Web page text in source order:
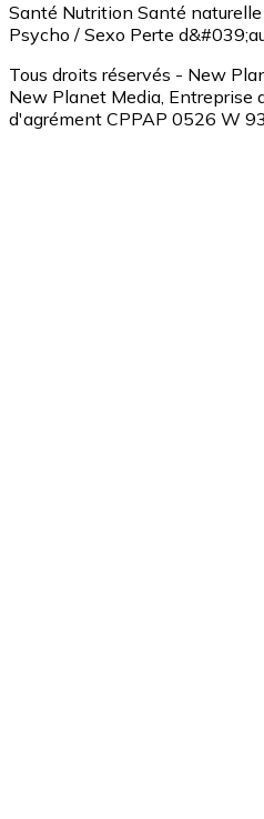
Santé Nutrition Santé naturelle
Psycho / Sexo Perte
Tous droits réservés - New
New Planet Media, Entreprise
d'agrément CPPAP 0526 W